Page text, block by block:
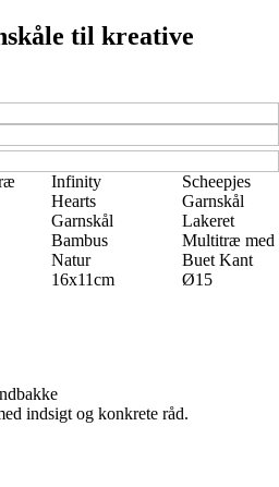
til kreative
Infinity
Hearts
Garnskål
Bambus
Natur
16x11cm
Scheepjes
Garnskål
Lakeret
Multitræ med
Buet Kant
Ø15
indsigt og konkrete råd.